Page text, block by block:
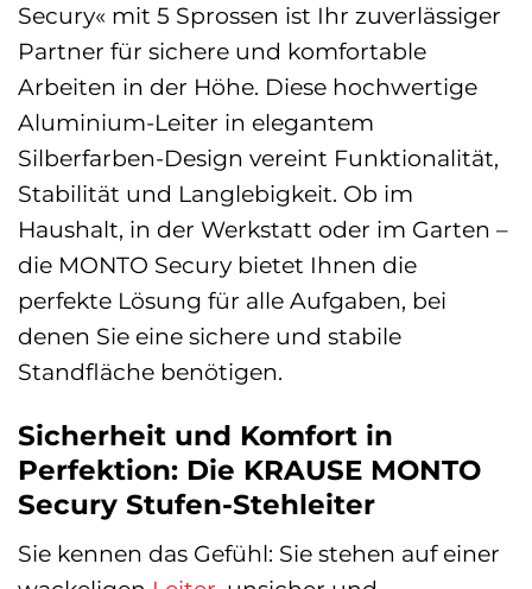
Secury« mit 5 Sprossen ist Ihr zuverlässiger
Partner für sichere und komfortable
Arbeiten in der Höhe. Diese hochwertige
Aluminium-Leiter in elegantem
Silberfarben-Design vereint Funktionalität,
Stabilität und Langlebigkeit. Ob im
Haushalt, in der Werkstatt oder im Garten –
die MONTO Secury bietet Ihnen die
perfekte Lösung für alle Aufgaben, bei
denen Sie eine sichere und stabile
Standfläche benötigen.
Sicherheit und Komfort in
Perfektion: Die KRAUSE MONTO
Secury Stufen-Stehleiter
Sie kennen das Gefühl: Sie stehen auf einer